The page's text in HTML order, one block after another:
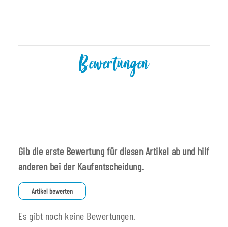
Bewertungen
Gib die erste Bewertung für diesen Artikel ab und hilf
anderen bei der Kaufentscheidung.
Artikel bewerten
Es gibt noch keine Bewertungen.